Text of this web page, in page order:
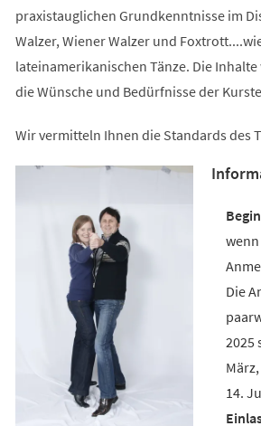
praxistauglichen Grundkenntnisse im
Walzer, Wiener Walzer und
lateinamerikanischen Tänze. Die
die Wünsche und Bedürfnisse der
Wir vermitteln Ihnen die Standards des
Die
2025
14.